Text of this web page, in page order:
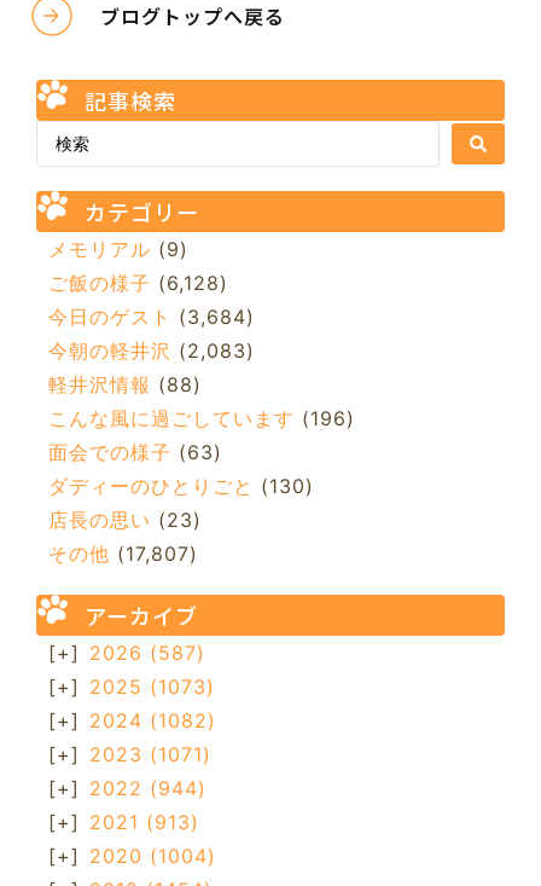
ブログトップへ戻る
記事検索
カテゴリー
メモリアル (9)
ご飯の様子 (6,128)
今日のゲスト (3,684)
今朝の軽井沢 (2,083)
軽井沢情報 (88)
こんな風に過ごしています (196)
面会での様子 (63)
ダディーのひとりごと (130)
店長の思い (23)
その他 (17,807)
アーカイブ
[+] 2026 (587)
[+] 2025 (1073)
[+] 2024 (1082)
[+] 2023 (1071)
[+] 2022 (944)
[+] 2021 (913)
[+] 2020 (1004)